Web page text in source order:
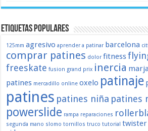
Etiquetas populares
125mm agresivo aprender a patinar barcelona
comprar patines dolor fitness
freeskate fusion grand prix inercia
patines mercadillo online oxelo patinaje
patines patines niña patines
powerslide rampa reparaciones
segunda mano slomo tornillos truco tutorial twister